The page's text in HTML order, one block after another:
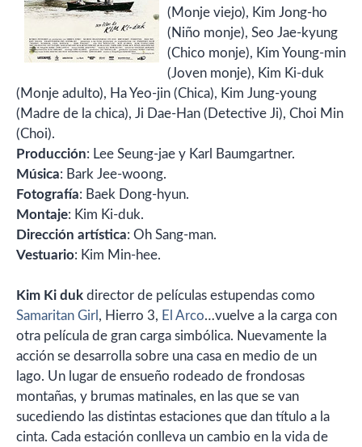
(Monje viejo), Kim Jong-ho
(Niño monje), Seo Jae-kyung
(Chico monje), Kim Young-min
(Joven monje), Kim Ki-duk
(Monje adulto), Ha Yeo-jin (Chica), Kim Jung-young
(Madre de la chica), Ji Dae-Han (Detective Ji), Choi Min
(Choi).
Producción: Lee Seung-jae y Karl Baumgartner.
Música: Bark Jee-woong.
Fotografía: Baek Dong-hyun.
Montaje: Kim Ki-duk.
Dirección artística: Oh Sang-man.
Vestuario: Kim Min-hee.
Kim Ki duk director de películas estupendas como
Samaritan Girl , Hierro 3, El Arco…vuelve a la carga con
otra película de gran carga simbólica. Nuevamente la
acción se desarrolla sobre una casa en medio de un
lago. Un lugar de ensueño rodeado de frondosas
montañas, y brumas matinales, en las que se van
sucediendo las distintas estaciones que dan título a la
cinta. Cada estación conlleva un cambio en la vida de